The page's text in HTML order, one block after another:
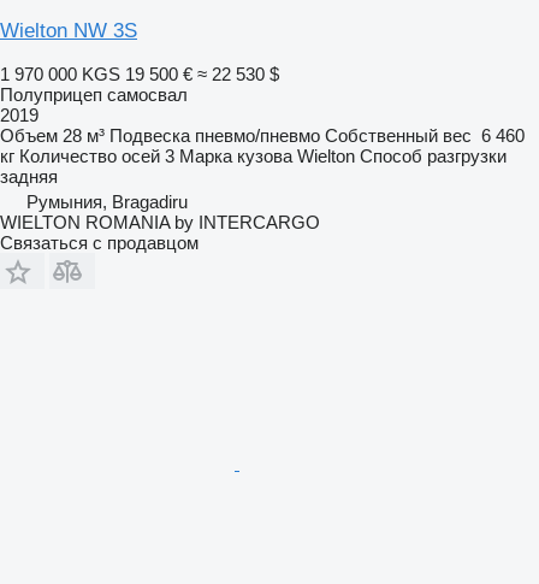
Wielton NW 3S
1 970 000 KGS 19 500 € ≈ 22 530 $
Полуприцеп самосвал
2019
Объем 28 м³ Подвеска пневмо/пневмо Собственный вес 6 460
кг Количество осей 3 Марка кузова Wielton Способ разгрузки
задняя
Румыния, Bragadiru
WIELTON ROMANIA by INTERCARGO
Связаться с продавцом